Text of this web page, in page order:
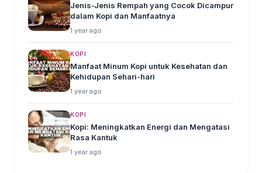
Jenis-Jenis Rempah yang Cocok Dicampur
dalam Kopi dan Manfaatnya
1 year ago
KOPI
Manfaat Minum Kopi untuk Kesehatan dan
Kehidupan Sehari-hari
1 year ago
KOPI
Kopi: Meningkatkan Energi dan Mengatasi
Rasa Kantuk
1 year ago